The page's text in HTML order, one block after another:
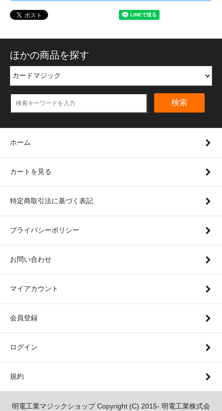
ほかの商品を探す
検索
ホーム
カートを見る
特定商取引法に基づく表記
プライバシーポリシー
お問い合わせ
マイアカウント
会員登録
ログイン
規約
明電工業マジックショップ Copyright (C) 2015- 明電工業株式会